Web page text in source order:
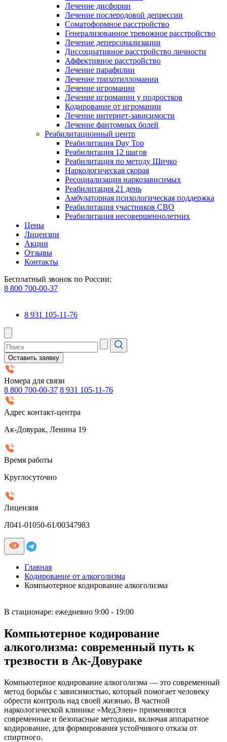
Лечение дисфории
Лечение послеродовой депрессии
Соматоформное расстройство
Генерализованное тревожное расстройство
Лечение деперсонализации
Диссоциативное расстройство личности
Аффективное расстройство
Лечение парафилии
Лечение трихотилломании
Лечение игромании
Лечение игромании у подростков
Кодирование от игромании
Лечение интернет-зависимости
Лечение фантомных болей
Реабилитационный центр
Реабилитация Day Top
Реабилитация 12 шагов
Реабилитация по методу Шичко
Наркологическая скорая
Ресоциализация наркозависимых
Реабилитация 21 день
Амбулаторная психологическая поддержка
Реабилитация участников СВО
Реабилитация несовершеннолетних
Цены
Лицензии
Акции
Отзывы
Контакты
Бесплатный звонок по России:
8 800 700-00-37
8 931 105-11-76
Оставить заявку
Номера для связи
8 800 700-00-37 8 931 105-11-76
Адрес контакт-центра
Ак-Довурак, Ленина 19
Время работы
Круглосуточно
Лицензия
Л041-01050-61/00347983
Главная
Кодирование от алкоголизма
Компьютерное кодирование алкоголизма
В стационаре: ежедневно 9:00 - 19:00
Компьютерное кодирование
алкоголизма: современный путь к
трезвости в Ак-Довураке
Компьютерное кодирование алкоголизма — это современный
метод борьбы с зависимостью, который помогает человеку
обрести контроль над своей жизнью. В частной
наркологической клинике «МедЭлен» применяются
современные и безопасные методики, включая аппаратное
кодирование, для формирования устойчивого отказа от
спиртного.